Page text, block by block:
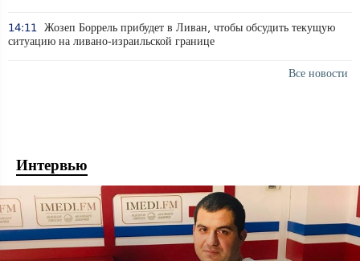
14:11
Жозеп Боррель прибудет в Ливан, чтобы обсудить текущую
ситуацию на ливано-израильской границе
Все новости
Интервью